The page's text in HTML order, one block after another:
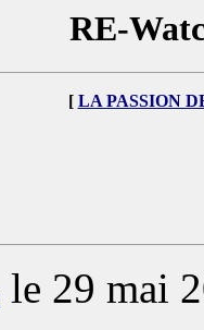
RE-
[ LA PASSION
le 29 mai